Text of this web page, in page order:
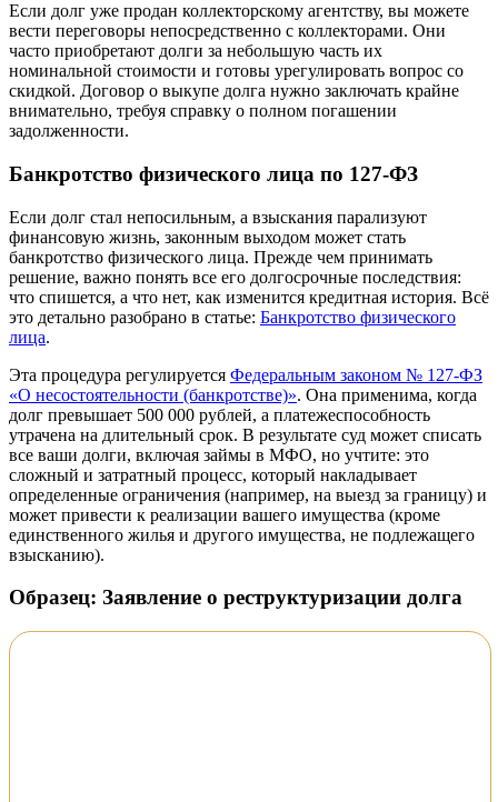
Если долг уже продан коллекторскому агентству, вы можете
вести переговоры непосредственно с коллекторами. Они
часто приобретают долги за небольшую часть их
номинальной стоимости и готовы урегулировать вопрос со
скидкой. Договор о выкупе долга нужно заключать крайне
внимательно, требуя справку о полном погашении
задолженности.
Банкротство физического лица по 127-ФЗ
Если долг стал непосильным, а взыскания парализуют
финансовую жизнь, законным выходом может стать
банкротство физического лица. Прежде чем принимать
решение, важно понять все его долгосрочные последствия:
что спишется, а что нет, как изменится кредитная история. Всё
это детально разобрано в статье: Банкротство физического
лица.
Эта процедура регулируется Федеральным законом № 127-ФЗ
«О несостоятельности (банкротстве)». Она применима, когда
долг превышает 500 000 рублей, а платежеспособность
утрачена на длительный срок. В результате суд может списать
все ваши долги, включая займы в МФО, но учтите: это
сложный и затратный процесс, который накладывает
определенные ограничения (например, на выезд за границу) и
может привести к реализации вашего имущества (кроме
единственного жилья и другого имущества, не подлежащего
взысканию).
Образец: Заявление о реструктуризации долга